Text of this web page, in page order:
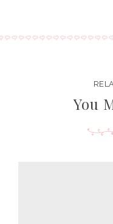
You